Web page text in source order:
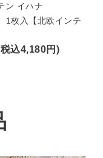
ン イハナ
1枚入【北欧インテ
込4,180円)